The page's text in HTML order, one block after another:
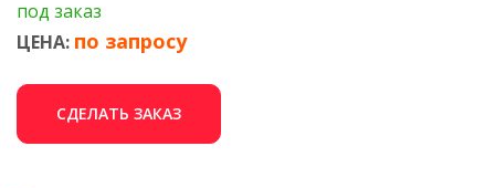
под заказ
ЦЕНА: по запросу
СДЕЛАТЬ ЗАКАЗ